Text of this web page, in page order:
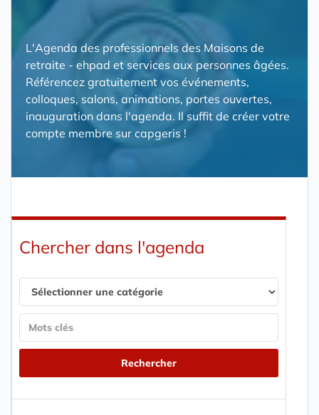
L'Agenda des professionnels des Maisons de
retraite - ehpad et services aux personnes âgées.
Référencez gratuitement vos événements,
colloques, salons, animations, portes ouvertes,
inauguration dans l'agenda. Il suffit de créer votre
compte membre sur capgeris !
Chercher dans l'agenda